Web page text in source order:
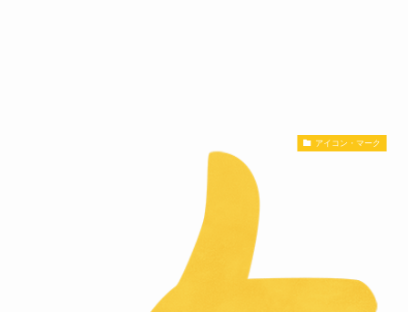
アイコン・マーク